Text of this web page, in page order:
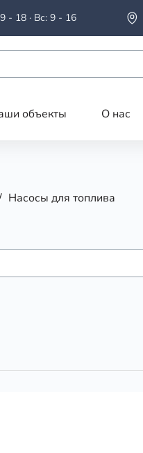
- 18 · Вс: 9 - 16
объекты О нас
Насосы для топлива